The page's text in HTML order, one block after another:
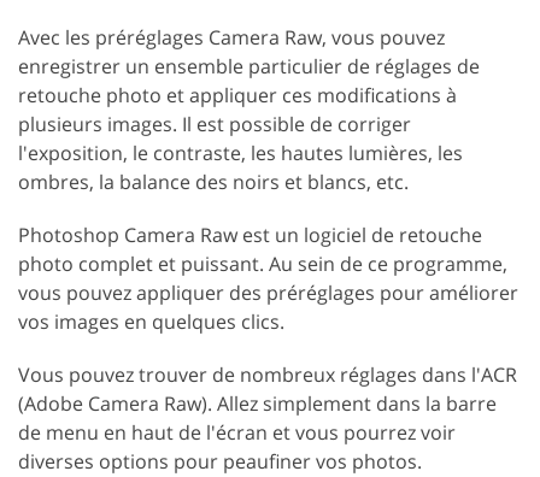
Avec les préréglages Camera Raw, vous pouvez
enregistrer un ensemble particulier de réglages de
retouche photo et appliquer ces modifications à
plusieurs images. Il est possible de corriger
l'exposition, le contraste, les hautes lumières, les
ombres, la balance des noirs et blancs, etc.
Photoshop Camera Raw est un logiciel de retouche
photo complet et puissant. Au sein de ce programme,
vous pouvez appliquer des préréglages pour améliorer
vos images en quelques clics.
Vous pouvez trouver de nombreux réglages dans l'ACR
(Adobe Camera Raw). Allez simplement dans la barre
de menu en haut de l'écran et vous pourrez voir
diverses options pour peaufiner vos photos.